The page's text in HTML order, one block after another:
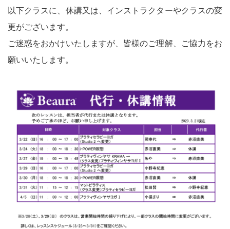
以下クラスに、休講又は、インストラクターやクラスの変
更がございます。
ご迷惑をおかけいたしますが、皆様のご理解、ご協力をお
願いいたします。